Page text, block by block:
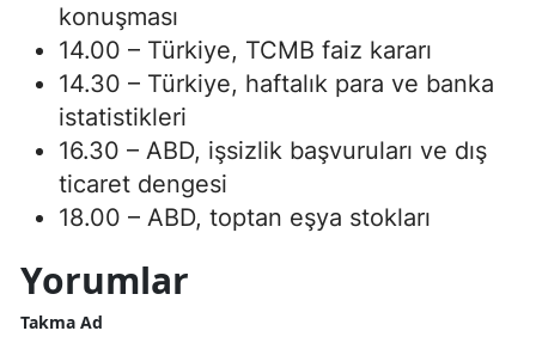
konuşması
14.00 – Türkiye, TCMB faiz kararı
14.30 – Türkiye, haftalık para ve banka
istatistikleri
16.30 – ABD, işsizlik başvuruları ve dış
ticaret dengesi
18.00 – ABD, toptan eşya stokları
Yorumlar
Takma Ad